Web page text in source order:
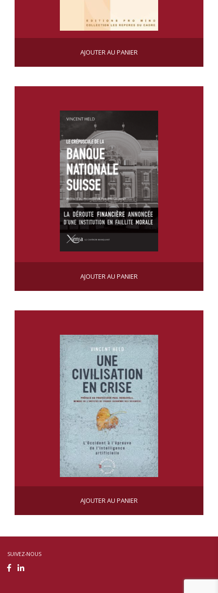
CHF 52.00
AJOUTER AU PANIER
CHF 19.00
AJOUTER AU PANIER
CHF 20.50
AJOUTER AU PANIER
SUIVEZ-NOUS